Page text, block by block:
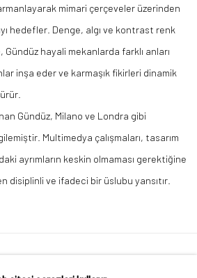
mimari çerçeveler üzerinden
hedefler. Denge, algı ve kontrast renk
hayali mekanlarda farklı anları
inşa eder ve karmaşık fikirleri dinamik
Gündüz, Milano ve Londra gibi
Multimedya çalışmaları, tasarım
ayrımların keskin olmaması gerektiğine
disiplinli ve ifadeci bir üslubu yansıtır.